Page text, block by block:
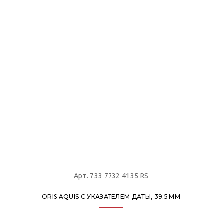
Арт. 733 7732 4135 RS
ORIS AQUIS С УКАЗАТЕЛЕМ ДАТЫ, 39.5 ММ